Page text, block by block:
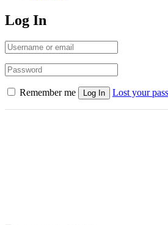
Log In
Remember me Lost your